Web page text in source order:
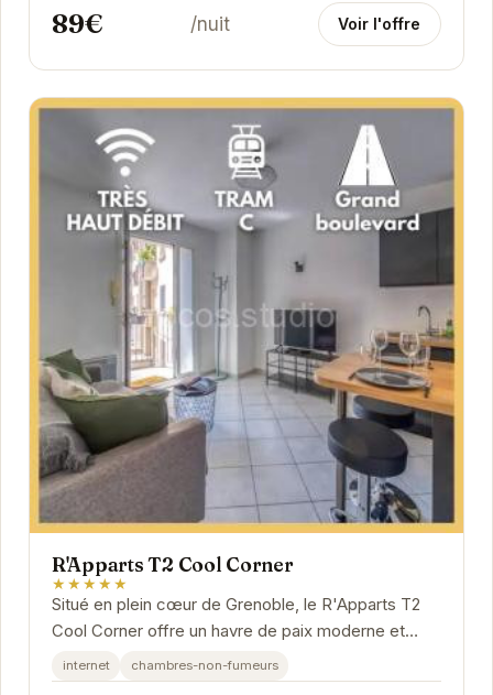
89€ /nuit Voir l'offre
R'Apparts T2 Cool Corner
★★★★★
Situé en plein cœur de Grenoble, le R'Apparts T2
Cool Corner offre un havre de paix moderne et
élégant. Profitez d'un espace de vie confortable...
internet chambres-non-fumeurs